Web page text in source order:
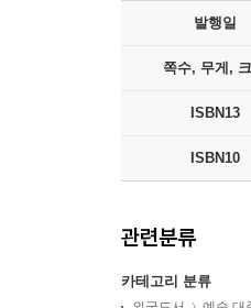
발행일
쪽수, 무게, 크
ISBN13
ISBN10
관련분류
카테고리 분류